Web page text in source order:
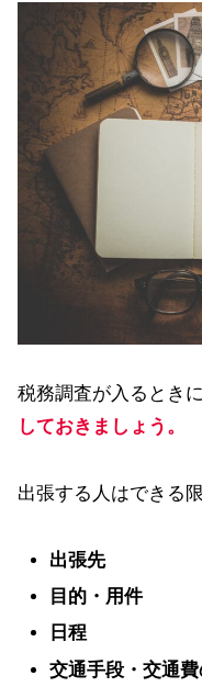
税務調査が入るときに
しておきましょう。
出張する人はできる
出張先
目的・用件
日程
交通手段・交通